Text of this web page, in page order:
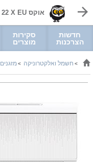
אוקס Aux Pro INV 22 X EU
חדשות
הצרכנות
סקירות
מוצרים
> חשמל ואלקטרוניקה >מזגנים